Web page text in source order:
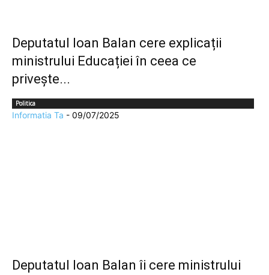
Deputatul Ioan Balan cere explicații
ministrului Educației în ceea ce
privește...
Politica
Informatia Ta - 09/07/2025
Deputatul Ioan Balan îi cere ministrului